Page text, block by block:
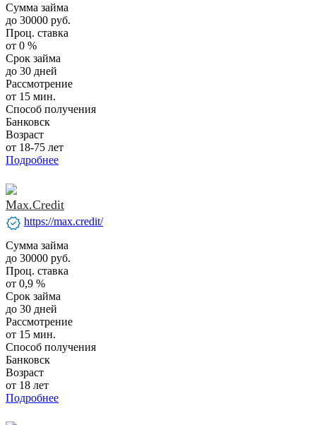
Сумма займа
до 30000 руб.
Проц. ставка
от 0 %
Срок займа
до 30 дней
Рассмотрение
от 15 мин.
Способ получения
Банковск
Возраст
от 18-75 лет
Подробнее
Max.Credit
verified https://max.credit/
Сумма займа
до 30000 руб.
Проц. ставка
от 0,9 %
Срок займа
до 30 дней
Рассмотрение
от 15 мин.
Способ получения
Банковск
Возраст
от 18 лет
Подробнее